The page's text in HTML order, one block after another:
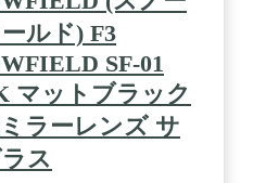
ルド) F3
SF-01
マットブラック
ラーレンズ サ
ス